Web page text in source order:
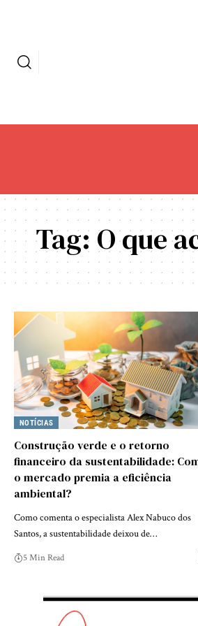
Tag: O que
NOTÍCIAS
Construção verde e o retorno
financeiro da sustentabilidade:
o mercado premia a eficiência
ambiental?
Como comenta o especialista Alex Nabuco dos
Santos, a sustentabilidade deixou de…
5 Min Read